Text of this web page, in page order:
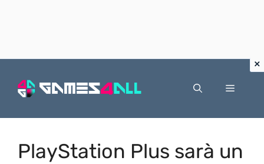
Menu
PlayStation Plus sarà un